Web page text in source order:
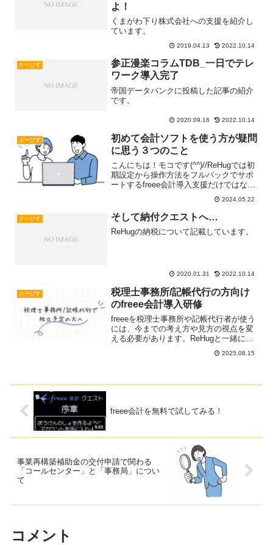
よ！
くまがわ下り株式会社への支援を紹介し
ています。
2019.04.13 2022.10.14
さーびす
参正漫楽コラムTDB_一日でテレ
ワーク導入完了
帝国データバンクに投稿した記事の紹介
です。
2020.09.16 2022.10.14
さーびす
初めて会計ソフトを使う方が疑問
に思う３つのこと
こんにちは！モコです(^^)//ReHugでは初
期設定から操作方法をフルパックでサポ
ートするfreee会計導入支援だけではなく
すでにfreee会計導入をしているけれど
「上手く使いこなせていない」と困って
いる方向けのfreee会計スポット支援Read
more...
2024.05.22
さーびす そして納付クエストへ…
ReHugの納税について記載しています。
2020.01.31 2022.10.14
さーびす
税理士事務所/記帳代行の方向け
のfreee会計導入研修
freeeを税理士事務所や記帳代行者が使う
には、今までの考え方や見方の視点を変
える必要があります。ReHugと一緒にや
2025.08.15
freee会計を無料で試してみる！
事業再構築補助金の交付申請で関わる
「コールセンター」と「事務局」につい
て
コメント